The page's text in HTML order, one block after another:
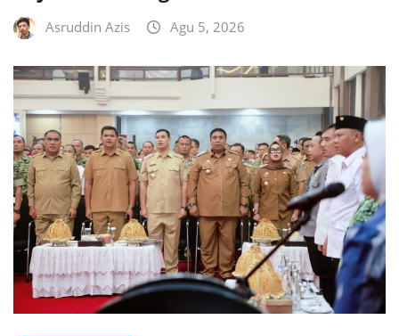
Asruddin Azis Agu 5, 2026